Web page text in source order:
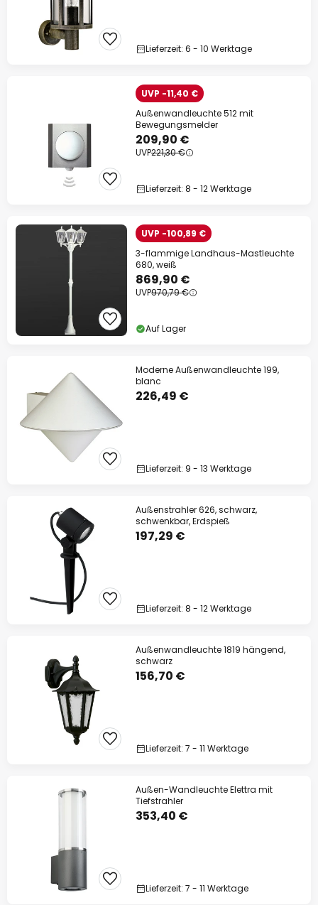
Lieferzeit: 6 - 10 Werktage
UVP -11,40 €
Außenwandleuchte 512 mit
Bewegungsmelder
209,90 €
UVP221,30 €
Lieferzeit: 8 - 12 Werktage
UVP -100,89 €
3-flammige Landhaus-Mastleuchte
680, weiß
869,90 €
UVP970,79 €
Auf Lager
Moderne Außenwandleuchte 199,
blanc
226,49 €
Lieferzeit: 9 - 13 Werktage
Außenstrahler 626, schwarz,
schwenkbar, Erdspieß
197,29 €
Lieferzeit: 8 - 12 Werktage
Außenwandleuchte 1819 hängend,
schwarz
156,70 €
Lieferzeit: 7 - 11 Werktage
Außen-Wandleuchte Elettra mit
Tiefstrahler
353,40 €
Lieferzeit: 7 - 11 Werktage